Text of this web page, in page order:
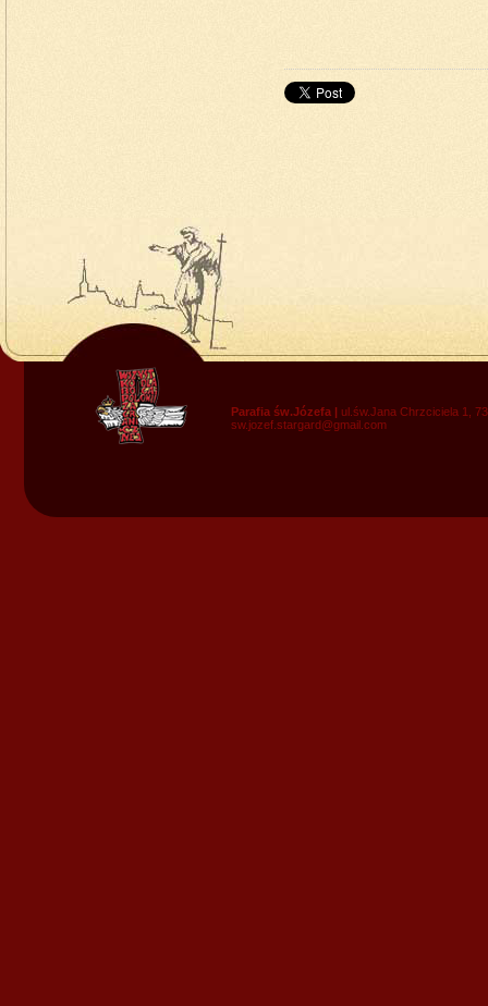
Parafia św.Józefa | ul.św.Jana Chrzciciela 1,
sw.jozef.stargard@gmail.com